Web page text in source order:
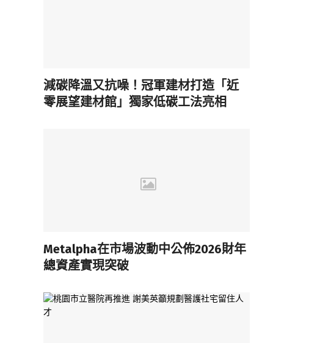
減碳降溫又抗噪！冠軍建材打造「近
零展望建材館」獨家低碳工法亮相
Metalpha在市場波動中公佈2026財年
總資產實現突破